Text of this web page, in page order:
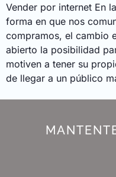
Vender por internet En
forma en que nos
compramos, el cambio
abierto la posibilidad
motiven a tener su
de llegar a un público